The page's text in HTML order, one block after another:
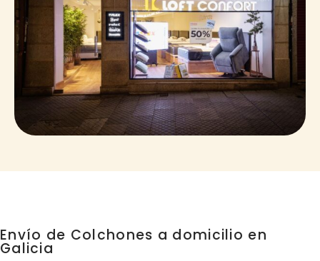
Envío de Colchones a domicilio en
Galicia